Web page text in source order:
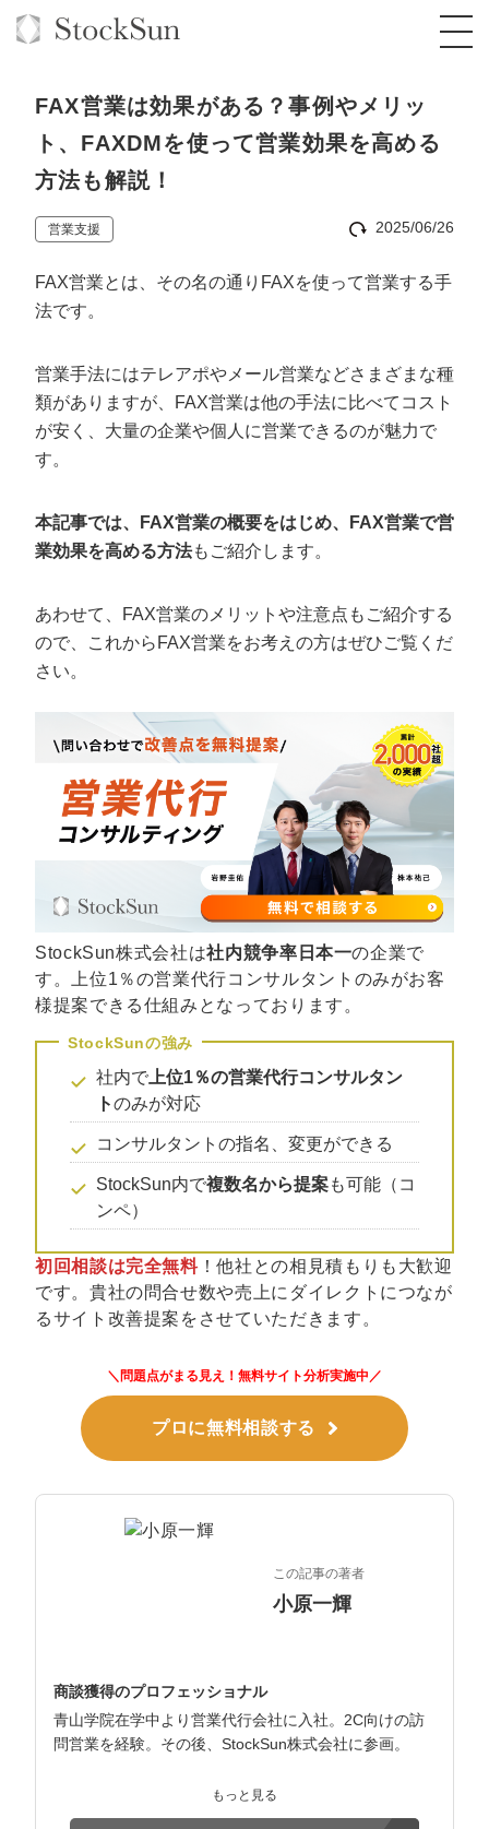
オーダーメイド支援
TOP
コンサルタント一覧
社内コンペ
クレーム窓口
BPO支援
定額制Webマーケティング代行『マキトルく
ん』
定額制営業代行『カリトルくん』
定額制採用代行・RPO『トルトルくん』
営業改善特化の動画制作『動画でカリトルく
定額LINE運用代行『LINEマキトルくん』
オリジナルサービス
拡散付1日密着動画制作『まるごと社長』
1本無料で記事を制作『SEOトライアル』
採用YouTubeチャンネル構築『トリトル』
お役立ち資料
料金表
オンラインサロン
道場TOP
動画編集
広告運用
年収エージェント
会社概要・役員紹介
代表メッセージ（岩野圭佑）
認定パートナー
動画ディレクター
マーケマネージャー
カスタマーサクセスマネージャー
常勤監査役
募集要項一覧
FAX営業は効果がある？事例やメリッ
ト、FAXDMを使って営業効果を高める
方法も解説！
営業支援 2025/06/26
FAX営業とは、その名の通りFAXを使って営業する手
法です。
営業手法にはテレアポやメール営業などさまざまな種
類がありますが、FAX営業は他の手法に比べてコスト
が安く、大量の企業や個人に営業できるのが魅力で
す。
本記事では、FAX営業の概要をはじめ、FAX営業で営
業効果を高める方法もご紹介します。
あわせて、FAX営業のメリットや注意点もご紹介する
ので、これからFAX営業をお考えの方はぜひご覧くだ
さい。
StockSun株式会社は社内競争率日本一の企業で
す。上位1％の営業代行コンサルタントのみがお客
様提案できる仕組みとなっております。
社内で 上位1％の営業代行コンサルタン
トのみが対応
コンサルタントの指名、変更ができる
StockSun内で複数名から提案も可能（コ
ンペ）
初回相談は完全無料！他社との相見積もりも大歓迎
です。貴社の問合せ数や売上にダイレクトにつなが
るサイト改善提案をさせていただきます。
＼問題点がまる見え！無料サイト分析実施中／
プロに無料相談する
この記事の著者
小原一輝
商談獲得のプロフェッショナル
青山学院在学中より営業代行会社に入社。2C向けの訪
問営業を経験。その後、StockSun株式会社に参画。
インサイドセールス立ち上げ、テレアポ部隊立ち上げな
ど営業支援を担当。
もっと見る